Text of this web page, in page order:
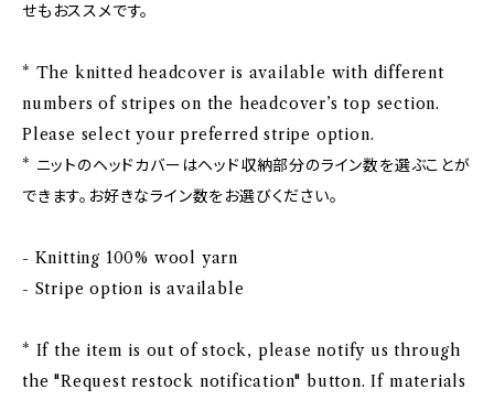
せもおススメです。
* The knitted headcover is available with different
numbers of stripes on the headcover’s top section.
Please select your preferred stripe option.
* ニットのヘッドカバーはヘッド収納部分のライン数を選ぶことが
できます。お好きなライン数をお選びください。
- Knitting 100% wool yarn
- Stripe option is available
* If the item is out of stock, please notify us through
the "Request restock notification" button. If materials